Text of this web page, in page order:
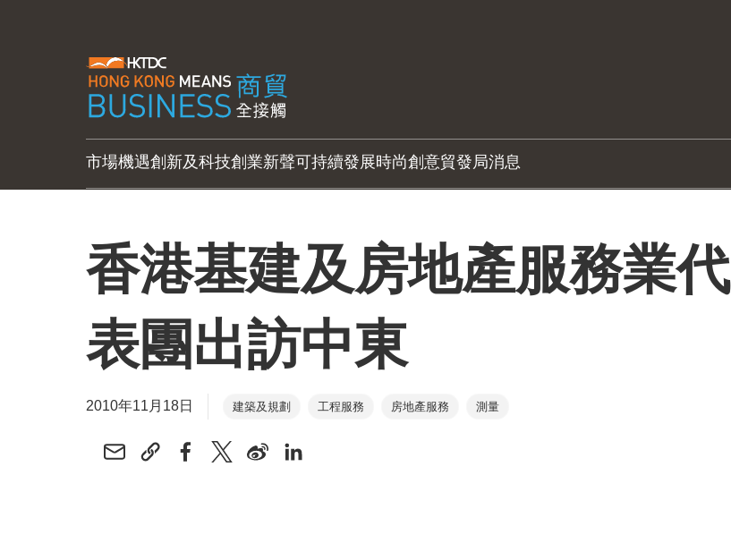
市場機遇創新及科技創業新聲可持續發展時尚創意貿發局消息
香港基建及房地產服務業代
表團出訪中東
2010年11月18日 建築及規劃 工程服務 房地產服務 測量